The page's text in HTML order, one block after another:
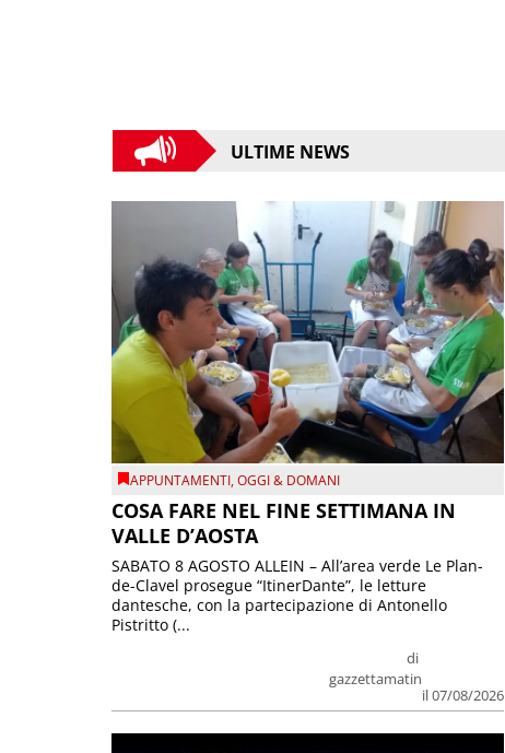
ULTIME NEWS
APPUNTAMENTI,OGGI & DOMANI
COSA FARE NEL FINE SETTIMANA IN
VALLE D’AOSTA
di
gazzettamatin
il 07/08/2026
SABATO 8 AGOSTO ALLEIN – All’area verde Le Plan-
de-Clavel prosegue “ItinerDante”, le letture
dantesche, con la partecipazione di Antonello
Pistritto (...